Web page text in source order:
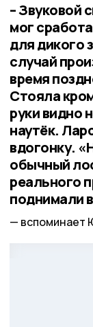
– Звуковой
мог
для дикого
случай
время
Стояла
руки видно
наутёк.
вдогонку.
обычный
реального
поднимали
вспоминает